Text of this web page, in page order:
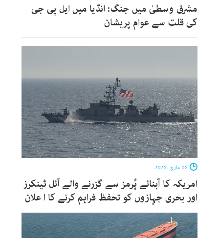
مشرق وسطیٰ میں جنگ: انڈیا میں ایل پی جی
کی قلت سے عوام پریشان
امریکہ کا آبنائے ہُرمز سے گزرنے والے آئل ٹینکرز
اور بحری جہازوں کو تحفظ فراہم کرنے کا ا علان